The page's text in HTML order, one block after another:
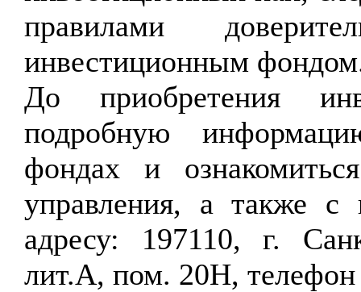
правилами
инвестиционным
До приобретения
подробную
фондах и
управления, а также
адресу: 197110, г.
лит.А, пом. 20Н,